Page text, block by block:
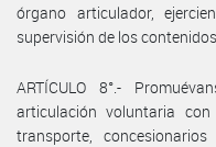
órgano articulador,
supervisión de los
ARTÍCULO 8°.-
articulación voluntaria
transporte,